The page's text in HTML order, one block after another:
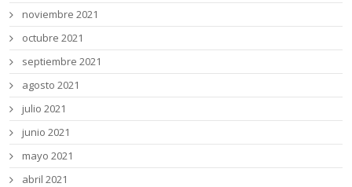
noviembre 2021
octubre 2021
septiembre 2021
agosto 2021
julio 2021
junio 2021
mayo 2021
abril 2021